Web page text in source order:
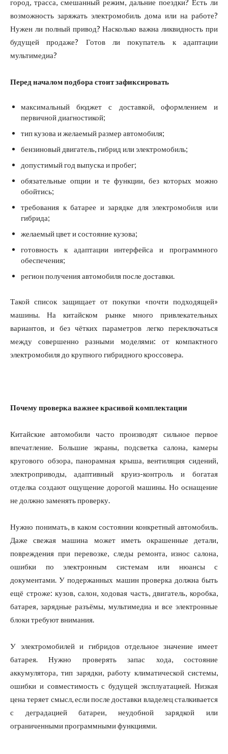
город, трасса, смешанный режим, дальние поездки? Есть ли
возможность заряжать электромобиль дома или на работе?
Нужен ли полный привод? Насколько важна ликвидность при
будущей продаже? Готов ли покупатель к адаптации
мультимедиа?
Перед началом подбора стоит зафиксировать
максимальный бюджет с доставкой, оформлением и
первичной диагностикой;
тип кузова и желаемый размер автомобиля;
бензиновый двигатель, гибрид или электромобиль;
допустимый год выпуска и пробег;
обязательные опции и те функции, без которых можно
обойтись;
требования к батарее и зарядке для электромобиля или
гибрида;
желаемый цвет и состояние кузова;
готовность к адаптации интерфейса и программного
обеспечения;
регион получения автомобиля после доставки.
Такой список защищает от покупки «почти подходящей»
машины. На китайском рынке много привлекательных
вариантов, и без чётких параметров легко переключаться
между совершенно разными моделями: от компактного
электромобиля до крупного гибридного кроссовера.
Почему проверка важнее красивой комплектации
Китайские автомобили часто производят сильное первое
впечатление. Большие экраны, подсветка салона, камеры
кругового обзора, панорамная крыша, вентиляция сидений,
электроприводы, адаптивный круиз-контроль и богатая
отделка создают ощущение дорогой машины. Но оснащение
не должно заменять проверку.
Нужно понимать, в каком состоянии конкретный автомобиль.
Даже свежая машина может иметь окрашенные детали,
повреждения при перевозке, следы ремонта, износ салона,
ошибки по электронным системам или нюансы с
документами. У подержанных машин проверка должна быть
ещё строже: кузов, салон, ходовая часть, двигатель, коробка,
батарея, зарядные разъёмы, мультимедиа и все электронные
блоки требуют внимания.
У электромобилей и гибридов отдельное значение имеет
батарея. Нужно проверять запас хода, состояние
аккумулятора, тип зарядки, работу климатической системы,
ошибки и совместимость с будущей эксплуатацией. Низкая
цена теряет смысл, если после доставки владелец сталкивается
с деградацией батареи, неудобной зарядкой или
ограниченными программными функциями.